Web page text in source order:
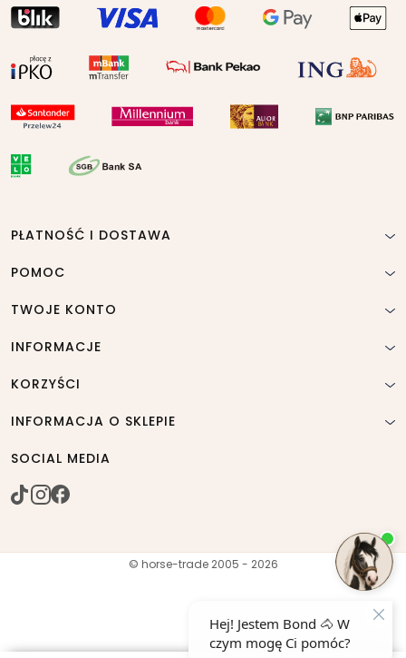
PŁATNOŚĆ I DOSTAWA
POMOC
TWOJE KONTO
INFORMACJE
KORZYŚCI
INFORMACJA O SKLEPIE
SOCIAL MEDIA
© horse-trade 2005 - 2026